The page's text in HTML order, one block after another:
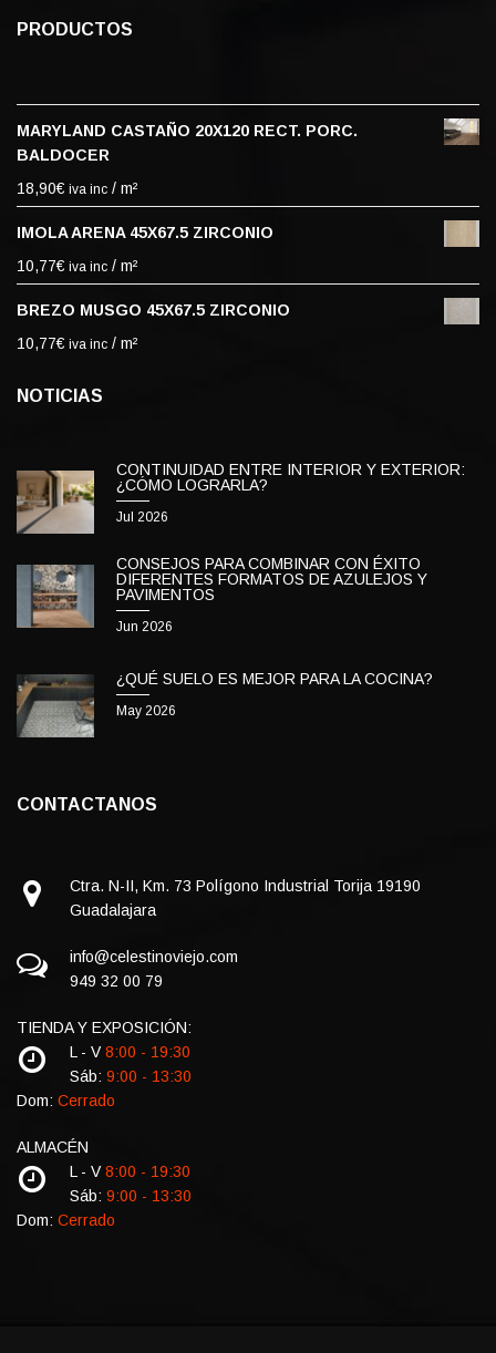
PRODUCTOS
MARYLAND CASTAÑO 20X120 RECT. PORC.
BALDOCER
18,90€ iva inc / m²
IMOLA ARENA 45X67.5 ZIRCONIO
10,77€ iva inc / m²
BREZO MUSGO 45X67.5 ZIRCONIO
10,77€ iva inc / m²
NOTICIAS
CONTINUIDAD ENTRE INTERIOR Y EXTERIOR:
¿CÓMO LOGRARLA?
Jul 2026
CONSEJOS PARA COMBINAR CON ÉXITO
DIFERENTES FORMATOS DE AZULEJOS Y
PAVIMENTOS
Jun 2026
¿QUÉ SUELO ES MEJOR PARA LA COCINA?
May 2026
CONTACTANOS
Ctra. N-II, Km. 73 Polígono Industrial Torija 19190
Guadalajara
info@celestinoviejo.com
949 32 00 79
TIENDA Y EXPOSICIÓN:
L - V 8:00 - 19:30
Sáb: 9:00 - 13:30
Dom: Cerrado
ALMACÉN
L - V 8:00 - 19:30
Sáb: 9:00 - 13:30
Dom: Cerrado